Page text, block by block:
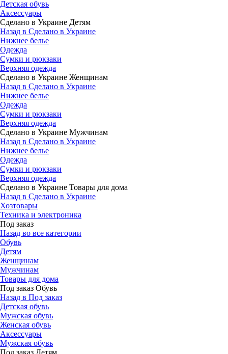
Детская обувь
Аксессуары
Сделано в Украине Детям
Назад в Сделано в Украине
Нижнее белье
Одежда
Сумки и рюкзаки
Верхняя одежда
Сделано в Украине Женщинам
Назад в Сделано в Украине
Нижнее белье
Одежда
Сумки и рюкзаки
Верхняя одежда
Сделано в Украине Мужчинам
Назад в Сделано в Украине
Нижнее белье
Одежда
Сумки и рюкзаки
Верхняя одежда
Сделано в Украине Товары для дома
Назад в Сделано в Украине
Хозтовары
Техника и электроника
Под заказ
Назад во все категории
Обувь
Детям
Женщинам
Мужчинам
Товары для дома
Под заказ Обувь
Назад в Под заказ
Детская обувь
Мужская обувь
Женская обувь
Аксессуары
Мужская обувь
Под заказ Детям